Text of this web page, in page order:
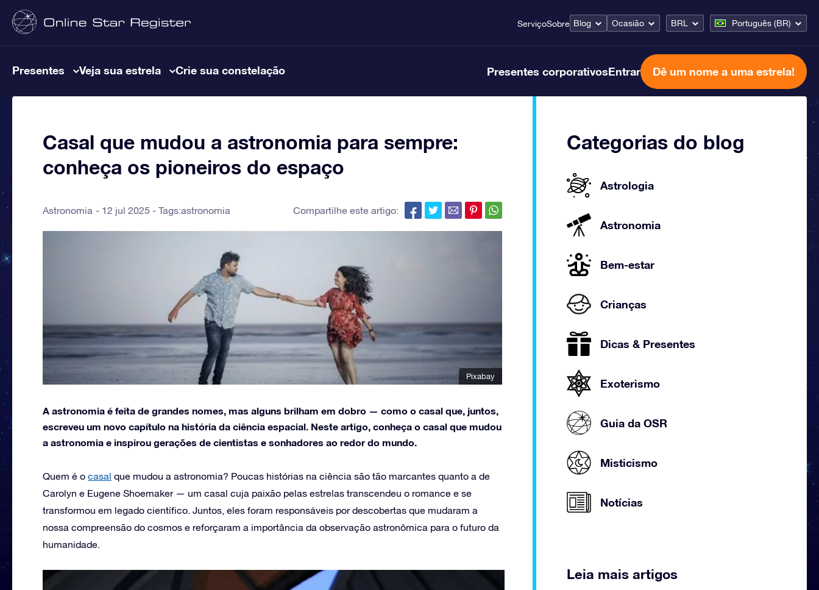
ServiçoSobre Blog Ocasião BRL Português (BR)
Presentes Veja sua estrela Crie sua constelação Presentes corporativosEntrar Dê um nome a uma estrela!
Casal que mudou a astronomia para sempre:
conheça os pioneiros do espaço
Astronomia 12 jul 2025 - Tags:astronomia Compartilhe este artigo:
Pixabay
A astronomia é feita de grandes nomes, mas alguns brilham em dobro — como o casal que, juntos,
escreveu um novo capítulo na história da ciência espacial. Neste artigo, conheça o casal que mudou
a astronomia e inspirou gerações de cientistas e sonhadores ao redor do mundo.
Quem é o casal que mudou a astronomia? Poucas histórias na ciência são tão marcantes quanto a de
Carolyn e Eugene Shoemaker — um casal cuja paixão pelas estrelas transcendeu o romance e se
transformou em legado científico. Juntos, eles foram responsáveis por descobertas que mudaram a
nossa compreensão do cosmos e reforçaram a importância da observação astronômica para o futuro da
humanidade.
Categorias do blog
Astrologia
Astronomia
Bem-estar
Crianças
Dicas & Presentes
Exoterismo
Guia da OSR
Misticismo
Notícias
Leia mais artigos